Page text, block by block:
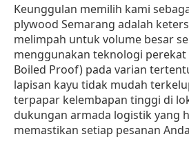
Keunggulan memilih kami
plywood Semarang adalah
melimpah untuk volume besar
menggunakan teknologi perekat
Boiled Proof) pada varian
lapisan kayu tidak mudah
terpapar kelembapan tinggi di
dukungan armada logistik yang
memastikan setiap pesanan